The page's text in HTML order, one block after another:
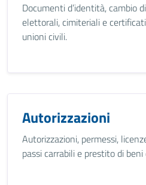
Documenti d’identità, cambio
elettorali, cimiteriali e
unioni civili.
Autorizzazioni
Autorizzazioni, permessi,
passi carrabili e prestito di